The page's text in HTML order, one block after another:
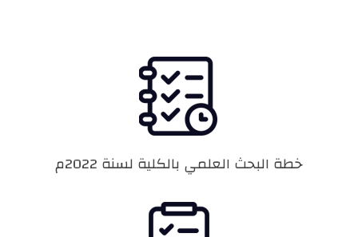
خطة البحث العلمي بالكلية لسنة 2022م